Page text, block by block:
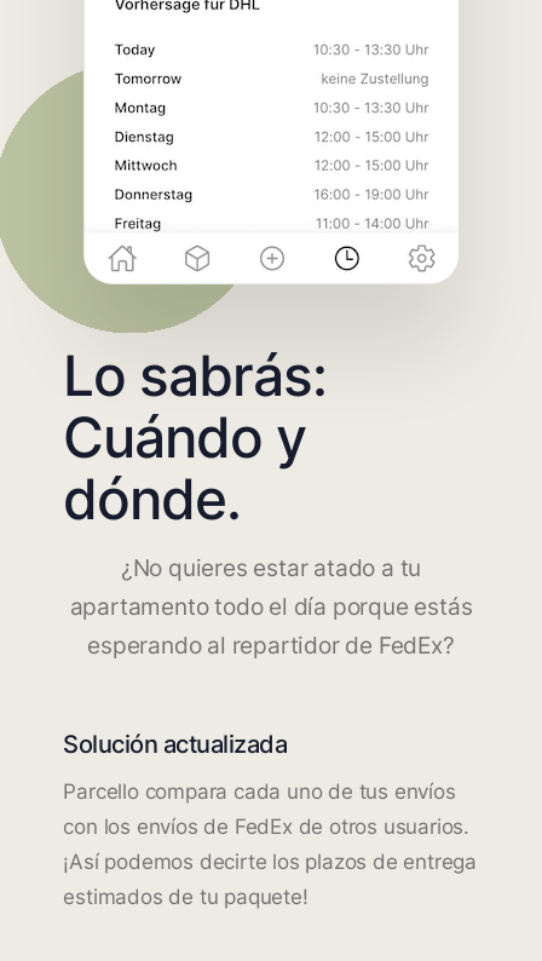
Lo sabrás:
Cuándo y
dónde.
¿No quieres estar atado a tu
apartamento todo el día porque estás
esperando al repartidor de FedEx?
Solución actualizada
Parcello compara cada uno de tus envíos
con los envíos de FedEx de otros usuarios.
¡Así podemos decirte los plazos de entrega
estimados de tu paquete!